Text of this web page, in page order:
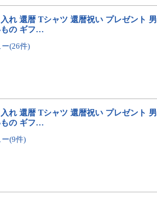
れ 還暦 Tシャツ 還暦祝い プレゼント
もの ギフ…
ー(26件)
れ 還暦 Tシャツ 還暦祝い プレゼント
もの ギフ…
ー(9件)